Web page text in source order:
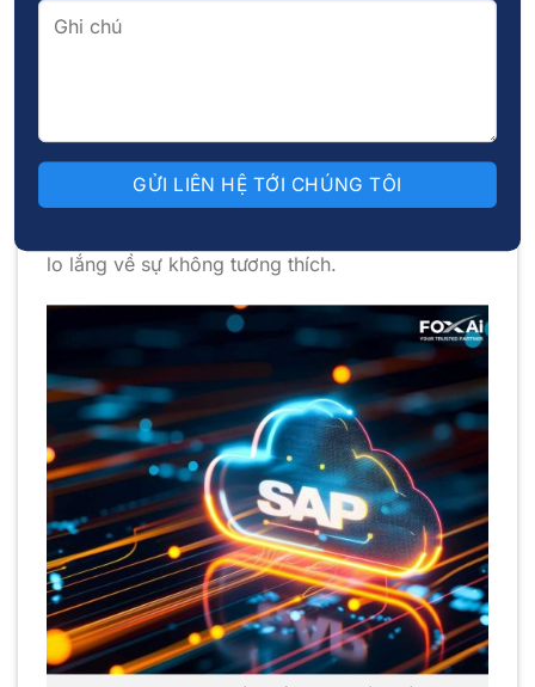
Bất động sản: Tích hợp quản lý tài sản, dự án
Nhờ khả năng tùy chỉnh cao, SAP B1 có thể đáp
ứng yêu cầu đặc thù của từng ngành nghề, giúp
lo lắng về sự không tương thích.